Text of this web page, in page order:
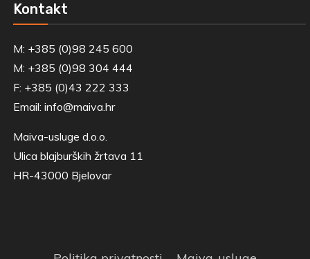
Kontakt
M: +385 (0)98 245 600
M: +385 (0)98 304 444
F: +385 (0)43 222 333
Email: info@maiva.hr
Maiva-usluge d.o.o.
Ulica blajburških žrtava 11
HR-43000 Bjelovar